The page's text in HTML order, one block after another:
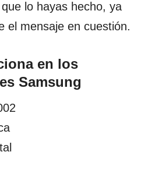
lo hayas hecho, ya
el mensaje en cuestión.
en los
Samsung